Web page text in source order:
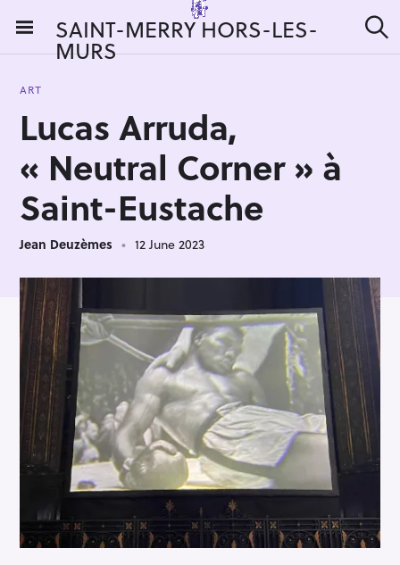
i
SAINT-MERRY HORS-LES-
MURS e
ART
Lucas Arruda,
« Neutral Corner » à
Saint-Eustache
Jean Deuzèmes 12 June 2023